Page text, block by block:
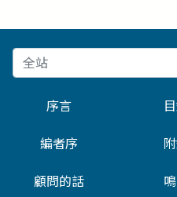
序言
編者序
顧問的話